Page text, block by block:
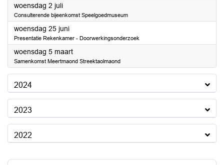
woensdag 2 juli2025
Consulterende bijeenkomst Speelgoedmuseum
woensdag 25 juni2025
Presentatie Rekenkamer - Doorwerkingsonderzoek
woensdag 5 maart2025
Samenkomst Meertmaond Streektaolmaond
2024
2023
2022